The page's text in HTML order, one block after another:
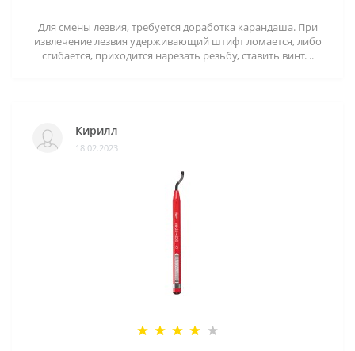
Для смены лезвия, требуется доработка карандаша. При
извлечение лезвия удерживающий штифт ломается, либо
сгибается, приходится нарезать резьбу, ставить винт. ..
Кирилл
18.02.2023